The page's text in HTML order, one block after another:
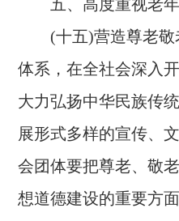
五、高度重视老
(十五)营造尊老敬
体系，在全社会深入
大力弘扬中华民族传
展形式多样的宣传、
会团体要把尊老、敬
想道德建设的重要方